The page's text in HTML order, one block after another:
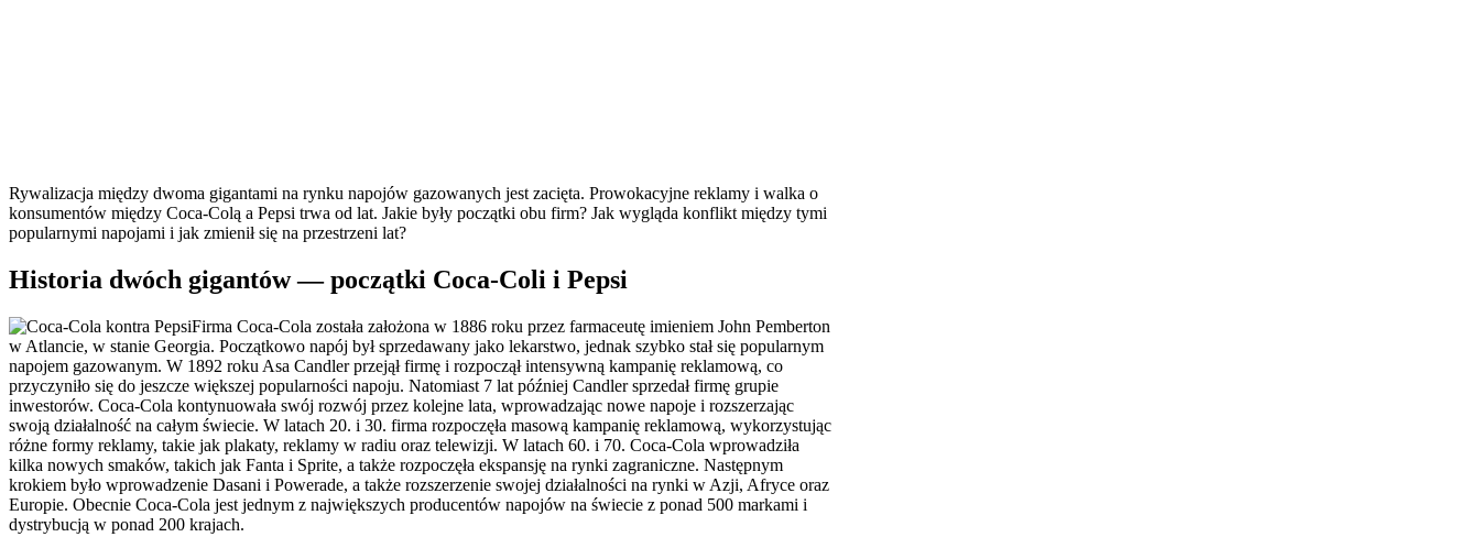
Rywalizacja między dwoma gigantami na rynku napojów gazowanych jest zacięta. Prowokacyjne reklamy i walka o
konsumentów między Coca-Colą a Pepsi trwa od lat. Jakie były początki obu firm? Jak wygląda konflikt między tymi
popularnymi napojami i jak zmienił się na przestrzeni lat?
Historia dwóch gigantów — początki Coca-Coli i Pepsi
Firma Coca-Cola została założona w 1886 roku przez farmaceutę imieniem John Pemberton
w Atlancie, w stanie Georgia. Początkowo napój był sprzedawany jako lekarstwo, jednak szybko stał się popularnym
napojem gazowanym. W 1892 roku Asa Candler przejął firmę i rozpoczął intensywną kampanię reklamową, co
przyczyniło się do jeszcze większej popularności napoju. Natomiast 7 lat później Candler sprzedał firmę grupie
inwestorów. Coca-Cola kontynuowała swój rozwój przez kolejne lata, wprowadzając nowe napoje i rozszerzając
swoją działalność na całym świecie. W latach 20. i 30. firma rozpoczęła masową kampanię reklamową, wykorzystując
różne formy reklamy, takie jak plakaty, reklamy w radiu oraz telewizji. W latach 60. i 70. Coca-Cola wprowadziła
kilka nowych smaków, takich jak Fanta i Sprite, a także rozpoczęła ekspansję na rynki zagraniczne. Następnym
krokiem było wprowadzenie Dasani i Powerade, a także rozszerzenie swojej działalności na rynki w Azji, Afryce oraz
Europie. Obecnie Coca-Cola jest jednym z największych producentów napojów na świecie z ponad 500 markami i
dystrybucją w ponad 200 krajach.